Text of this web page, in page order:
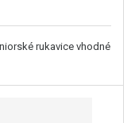
rukavice vhodné